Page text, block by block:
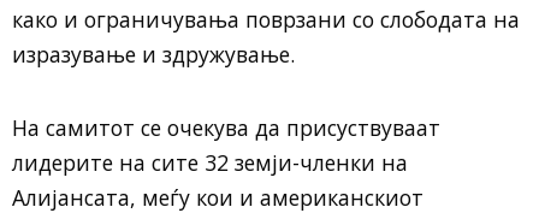
како и ограничувања поврзани со слободата на
изразување и здружување.
На самитот се очекува да присуствуваат
лидерите на сите 32 земји-членки на
Алијансата, меѓу кои и американскиот